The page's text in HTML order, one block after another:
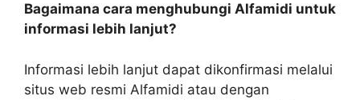
Bagaimana cara menghubungi Alfamidi untuk
informasi lebih lanjut?
Informasi lebih lanjut dapat dikonfirmasi melalui
situs web resmi Alfamidi atau dengan